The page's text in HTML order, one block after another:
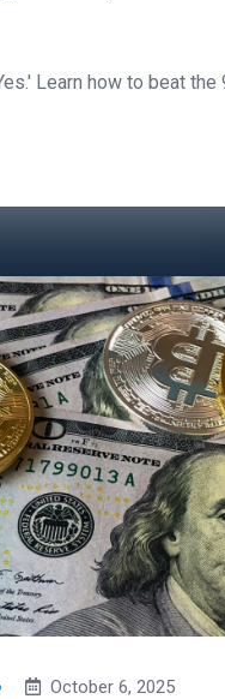
Learn how to beat the
October 6, 2025